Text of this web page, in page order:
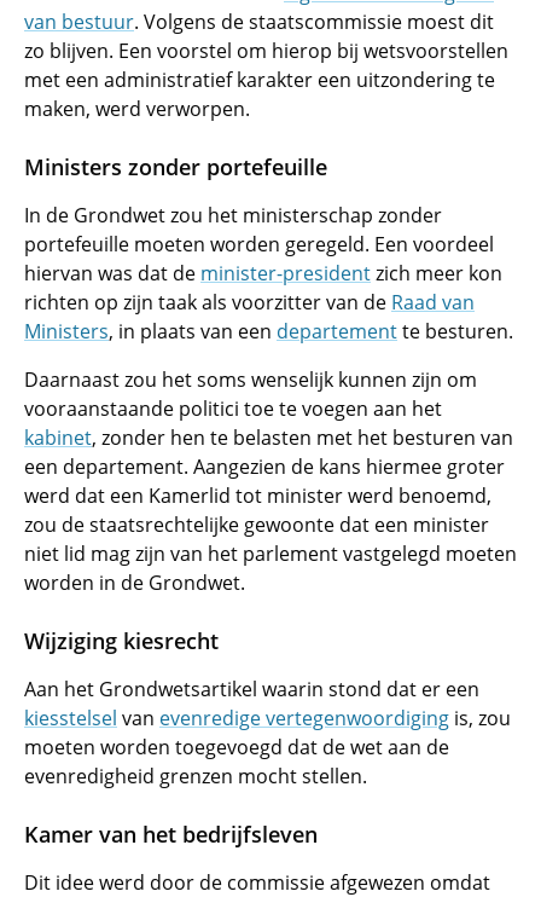
van bestuur. Volgens de staatscommissie moest dit
zo blijven. Een voorstel om hierop bij wetsvoorstellen
met een administratief karakter een uitzondering te
maken, werd verworpen.
Ministers zonder portefeuille
In de Grondwet zou het ministerschap zonder
portefeuille moeten worden geregeld. Een voordeel
hiervan was dat de minister-presidentzich meer kon
richten op zijn taak als voorzitter van de Raad van
Ministers, in plaats van een departementte besturen.
Daarnaast zou het soms wenselijk kunnen zijn om
vooraanstaande politici toe te voegen aan het
kabinet, zonder hen te belasten met het besturen van
een departement. Aangezien de kans hiermee groter
werd dat een Kamerlid tot minister werd benoemd,
zou de staatsrechtelijke gewoonte dat een minister
niet lid mag zijn van het parlement vastgelegd moeten
worden in de Grondwet.
Wijziging kiesrecht
Aan het Grondwetsartikel waarin stond dat er een
kiesstelsel van evenredige vertegenwoordiging is, zou
moeten worden toegevoegd dat de wet aan de
evenredigheid grenzen mocht stellen.
Kamer van het bedrijfsleven
Dit idee werd door de commissie afgewezen omdat